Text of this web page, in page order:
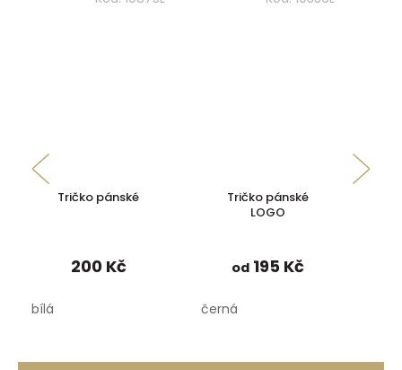
Tričko pánské
200 Kč
bílá
Tričko pánské
LOGO
od 195 Kč
černá